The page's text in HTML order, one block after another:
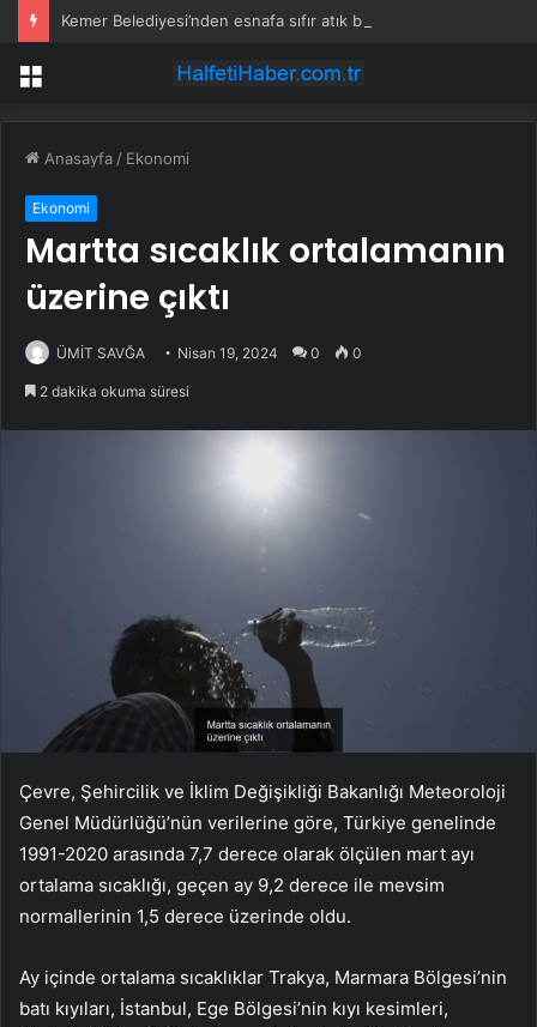
Kemer Belediyesi’nden esnafa sıfır atık bilgilendirmesi
Menü
Anasayfa / Ekonomi
Ekonomi
Martta sıcaklık ortalamanın
üzerine çıktı
ÜMİT SAVĞA Nisan 19, 2024 0 0
2 dakika okuma süresi
Çevre, Şehircilik ve İklim Değişikliği Bakanlığı Meteoroloji
Genel Müdürlüğü’nün verilerine göre, Türkiye genelinde
1991-2020 arasında 7,7 derece olarak ölçülen mart ayı
ortalama sıcaklığı, geçen ay 9,2 derece ile mevsim
normallerinin 1,5 derece üzerinde oldu.
Ay içinde ortalama sıcaklıklar Trakya, Marmara Bölgesi’nin
batı kıyıları, İstanbul, Ege Bölgesi’nin kıyı kesimleri,